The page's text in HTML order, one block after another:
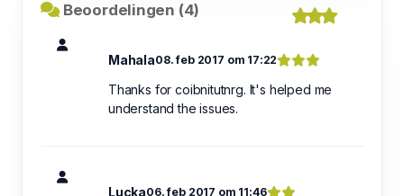
Beoordelingen (4)
Mahala08. feb 2017 om 17:22
Thanks for coibnitutnrg. It's helped me
understand the issues.
Lucka06. feb 2017 om 11:46